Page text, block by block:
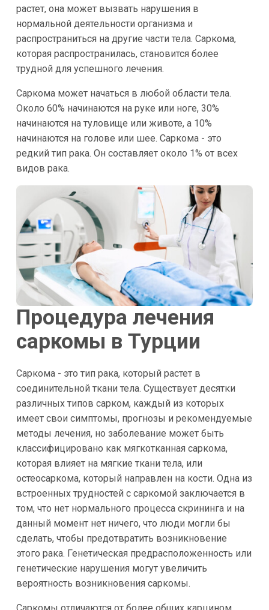
растет, она может вызвать нарушения в
нормальной деятельности организма и
распространиться на другие части тела. Саркома,
которая распространилась, становится более
трудной для успешного лечения.
Саркома может начаться в любой области тела.
Около 60% начинаются на руке или ноге, 30%
начинаются на туловище или животе, а 10%
начинаются на голове или шее. Саркома - это
редкий тип рака. Он составляет около 1% от всех
видов рака.
Процедура лечения
саркомы в Турции
Саркома - это тип рака, который растет в
соединительной ткани тела. Существует десятки
различных типов сарком, каждый из которых
имеет свои симптомы, прогнозы и рекомендуемые
методы лечения, но заболевание может быть
классифицировано как мягкотканная саркома,
которая влияет на мягкие ткани тела, или
остеосаркома, который направлен на кости. Одна из
встроенных трудностей с саркомой заключается в
том, что нет нормального процесса скрининга и на
данный момент нет ничего, что люди могли бы
сделать, чтобы предотвратить возникновение
этого рака. Генетическая предрасположенность или
генетические нарушения могут увеличить
вероятность возникновения саркомы.